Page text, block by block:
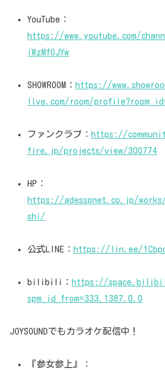
YouTube：
https://www.youtube.com/
iWzMfOJYw
SHOWROOM： https://
live.com/room/
ファンクラブ： https://
fire.jp/projects/view/300774
HP：
https://adessonet.co.jp/works/
shi/
公式LINE： https://lin.ee/
bilibili： https://
spm_id_from=333.1387.0.0
JOYSOUNDでもカラオケ配信中！
『参女参上』：